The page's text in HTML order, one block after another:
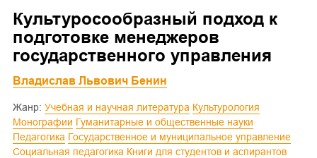
Культуросообразный подход к
подготовке менеджеров
государственного управления
Владислав Львович Бенин
Жанр: Учебная и научная литература
Культурология
Монографии
Гуманитарные и общественные науки
Педагогика
Государственное и муниципальное управление
Социальная педагогика
Книги для студентов и аспирантов